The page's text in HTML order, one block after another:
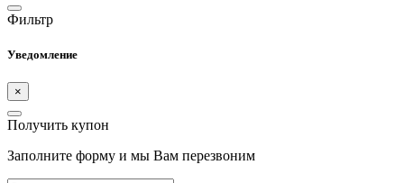
Фильтр
Уведомление
×
Получить купон
Заполните форму и мы Вам перезвоним